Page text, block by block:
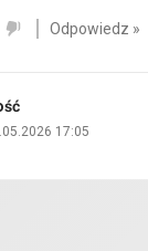
Odpowiedz »
17:05